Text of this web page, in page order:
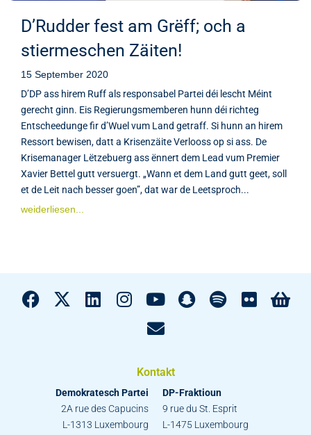
D’Rudder fest am Grëff; och a
stiermeschen Zäiten!
15 September 2020
D’DP ass hirem Ruff als responsabel Partei déi lescht Méint
gerecht ginn. Eis Regierungsmemberen hunn déi richteg
Entscheedunge fir d’Wuel vum Land getraff. Si hunn an hirem
Ressort bewisen, datt a Krisenzäite Verlooss op si ass. De
Krisemanager Lëtzebuerg ass ënnert dem Lead vum Premier
Xavier Bettel gutt versuergt. „Wann et dem Land gutt geet, soll
et de Leit nach besser goen”, dat war de Leetsproch...
weiderliesen...
Kontakt
Demokratesch Partei
2A rue des Capucins
L-1313 Luxembourg
DP-Fraktioun
9 rue du St. Esprit
L-1475 Luxembourg